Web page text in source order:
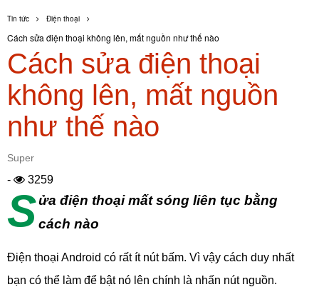
Tin tức Điện thoại
Cách sửa điện thoại không lên, mất nguồn như thế nào
Cách sửa điện thoại
không lên, mất nguồn
như thế nào
Super
- 3259
Sửa điện thoại mất sóng liên tục bằng
cách nào
Điện thoại Android có rất ít nút bấm. Vì vậy cách duy nhất
bạn có thể làm để bật nó lên chính là nhấn nút nguồn.